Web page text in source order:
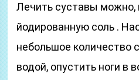
Лечить суставы можно,
йодированную соль .
небольшое количество
водой, опустить ноги в